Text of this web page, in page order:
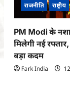
राजनीति
राष्ट्रीय
PM Modi के
मिलेगी नई
बड़ा कदम
Fark India